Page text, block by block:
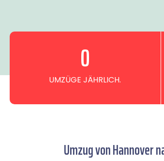
UMZÜGE JÄHRLICH.
0
Umzug von Hannover